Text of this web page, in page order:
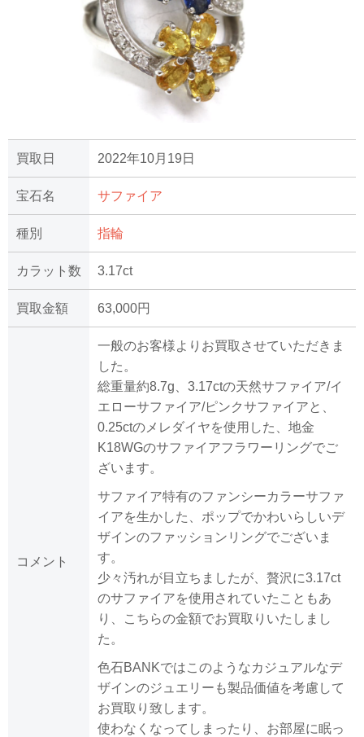
買取日 2022年10月19日
宝石名 サファイア
種別 指輪
カラット数 3.17ct
買取金額 63,000円
コメント
一般のお客様よりお買取させていただきま
した。
総重量約8.7g、3.17ctの天然サファイア/イ
エローサファイア/ピンクサファイアと、
0.25ctのメレダイヤを使用した、地金
K18WGのサファイアフラワーリングでご
ざいます。
サファイア特有のファンシーカラーサファ
イアを生かした、ポップでかわいらしいデ
ザインのファッションリングでございま
す。
少々汚れが目立ちましたが、贅沢に3.17ct
のサファイアを使用されていたこともあ
り、こちらの金額でお買取りいたしまし
た。
色石BANKではこのようなカジュアルなデ
ザインのジュエリーも製品価値を考慮して
お買取り致します。
使わなくなってしまったり、お部屋に眠っ